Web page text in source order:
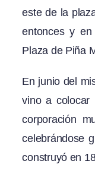
este de la
entonces y
Plaza de Piña
En junio del
vino a colocar
corporación
celebrándose
construyó en